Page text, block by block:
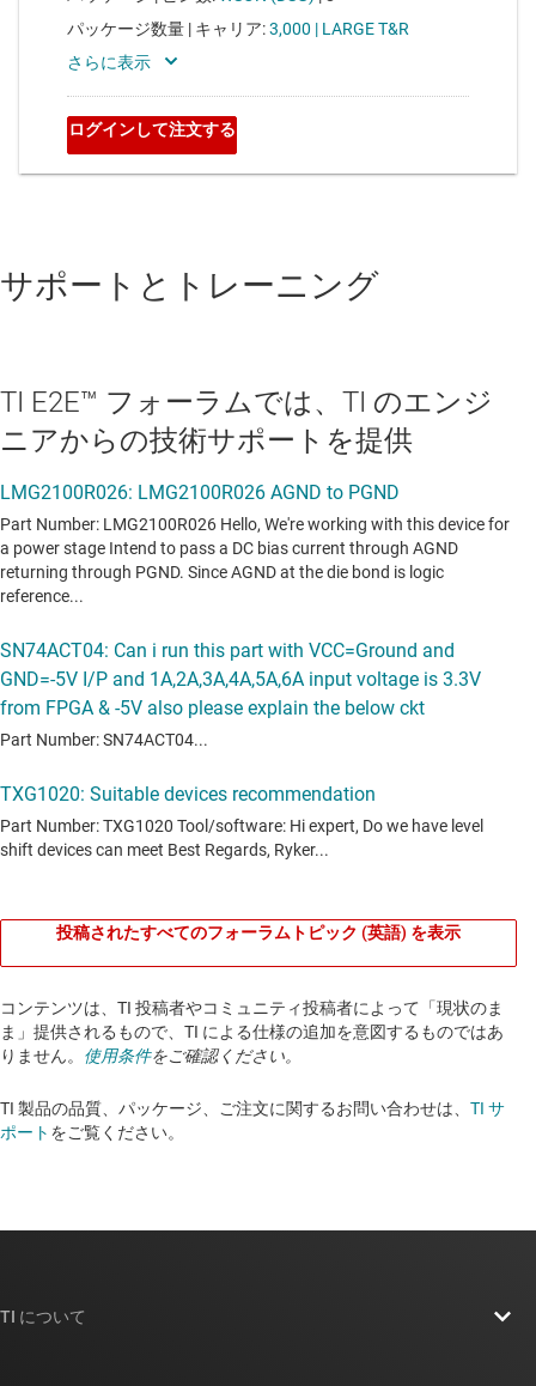
サポートとトレーニング
TI E2E™ フォーラムでは、TI のエンジ
ニアからの技術サポートを提供
投稿されたすべてのフォーラムトピック (英語) を表示
コンテンツは、TI 投稿者やコミュニティ投稿者によって「現状のま
ま」提供されるもので、TI による仕様の追加を意図するものではあ
りません。 使用条件をご確認ください。
TI 製品の品質、パッケージ、ご注文に関するお問い合わせは、 TI サ
ポート をご覧ください。​​​​​​​​​​​​​​
TI について